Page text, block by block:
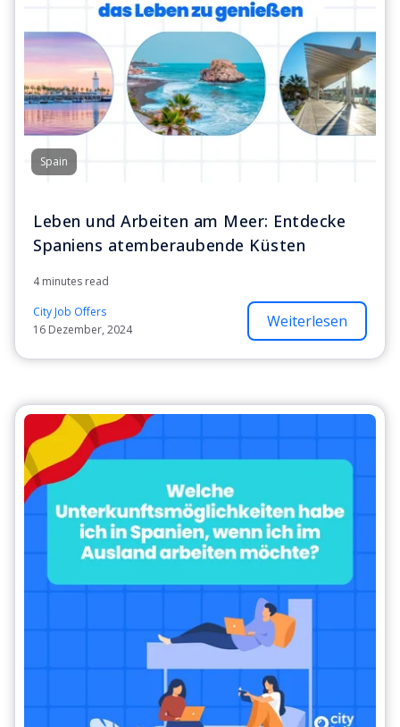
Spain
Leben und Arbeiten am Meer: Entdecke
Spaniens atemberaubende Küsten
4 minutes read
City Job Offers
16 Dezember, 2024
Weiterlesen